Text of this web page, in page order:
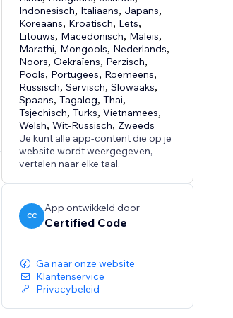
Indonesisch, Italiaans, Japans,
Koreaans, Kroatisch, Lets,
Litouws, Macedonisch, Maleis,
Marathi, Mongools, Nederlands,
Noors,Oekraïens, Perzisch,
Pools, Portugees, Roemeens,
Russisch,Servisch,Slowaaks,
Spaans,Tagalog,Thai,
Tsjechisch,Turks,Vietnamees,
Welsh,Wit-Russisch, Zweeds
Je kunt alle app-content die op je
website wordt weergegeven,
vertalen naar elke taal.
CC
App ontwikkeld door
Certified Code
Ga naar onze website
Klantenservice
Privacybeleid